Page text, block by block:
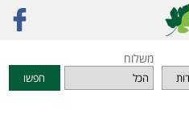
משלוח
חפשו